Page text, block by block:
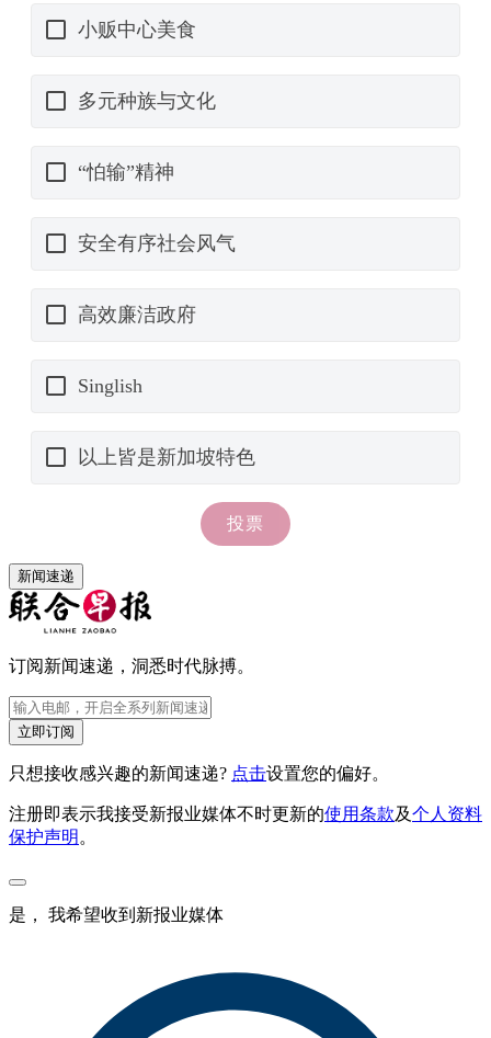
新闻速递
订阅新闻速递，洞悉时代脉搏。
立即订阅
只想接收感兴趣的新闻速递? 点击设置您的偏好。
注册即表示我接受新报业媒体不时更新的使用条款及个人资料
保护声明 。
是， 我希望收到新报业媒体